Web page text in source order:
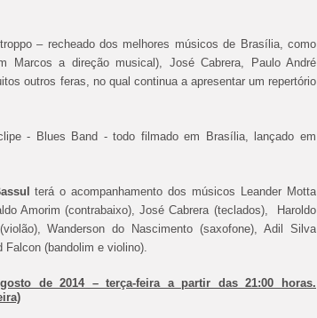
– recheado dos melhores músicos de Brasília, como
Marcos a direção musical), José Cabrera, Paulo André
outros feras, no qual continua a apresentar um repertório
- Blues Band - todo filmado em Brasília, lançado em
terá o acompanhamento dos músicos Leander Motta
Amorim (contrabaixo), José Cabrera (teclados), Haroldo
Wanderson do Nascimento (saxofone), Adil Silva
Falcon (bandolim e violino).
de 2014 – terça-feira a partir das 21:00 horas.